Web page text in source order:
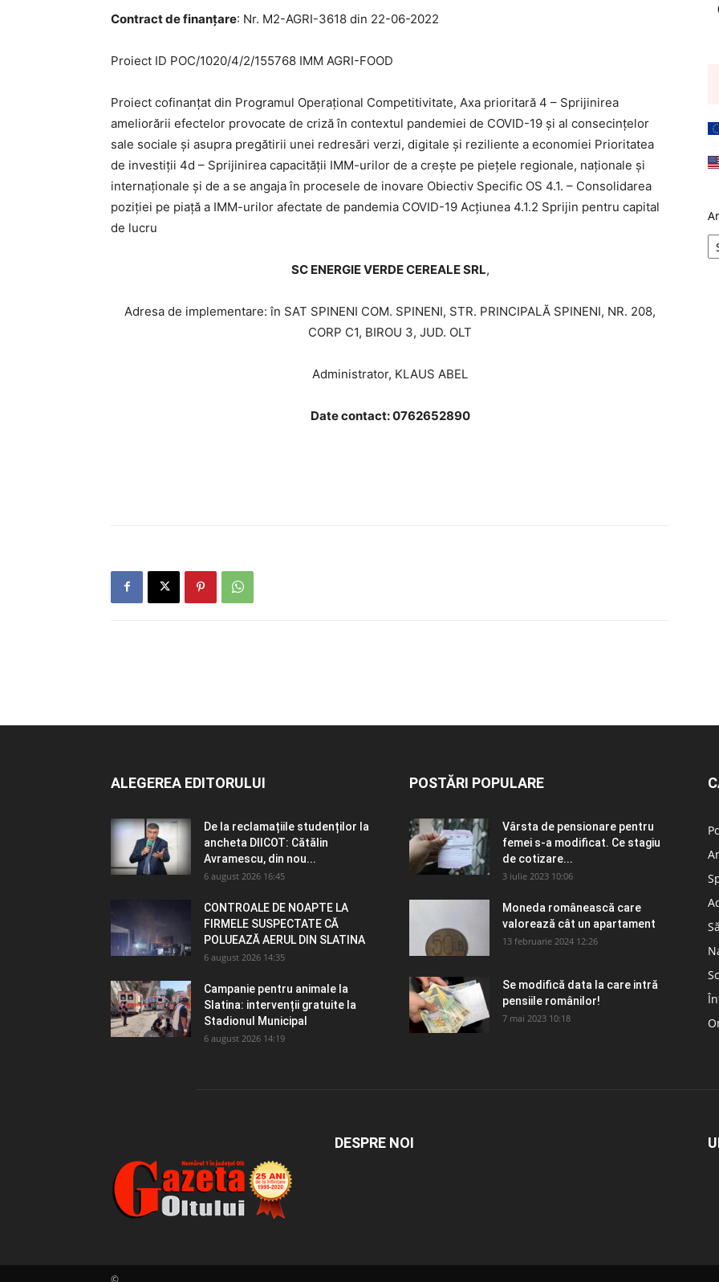
Contract de finanțare: Nr. M2-AGRI-3618 din 22-06-2022
Proiect ID POC/1020/4/2/155768 IMM AGRI-FOOD
Proiect cofinanțat din Programul Operațional Competitivitate, Axa prioritară 4 – Sprijinirea
ameliorării efectelor provocate de criză în contextul pandemiei de COVID-19 și al consecințelor
sale sociale și asupra pregătirii unei redresări verzi, digitale și reziliente a economiei Prioritatea
de investiții 4d – Sprijinirea capacității IMM-urilor de a crește pe piețele regionale, naționale și
internaționale și de a se angaja în procesele de inovare Obiectiv Specific OS 4.1. – Consolidarea
poziției pe piață a IMM-urilor afectate de pandemia COVID-19 Acțiunea 4.1.2 Sprijin pentru capital
de lucru
SC ENERGIE VERDE CEREALE SRL,
Adresa de implementare: în SAT SPINENI COM. SPINENI, STR. PRINCIPALĂ SPINENI, NR. 208,
CORP C1, BIROU 3, JUD. OLT
Administrator, KLAUS ABEL
Date contact: 0762652890
ALEGEREA EDITORULUI
De la reclamațiile studenților la
ancheta DIICOT: Cătălin
Avramescu, din nou...
6 august 2026 16:45
CONTROALE DE NOAPTE LA
FIRMELE SUSPECTATE CĂ
POLUEAZĂ AERUL DIN SLATINA
6 august 2026 14:35
Campanie pentru animale la
Slatina: intervenții gratuite la
Stadionul Municipal
6 august 2026 14:19
POSTĂRI POPULARE
Vârsta de pensionare pentru
femei s-a modificat. Ce stagiu
de cotizare...
3 iulie 2023 10:06
Moneda românească care
valorează cât un apartament
13 februarie 2024 12:26
Se modifică data la care intră
pensiile românilor!
7 mai 2023 10:18
DESPRE NOI
©